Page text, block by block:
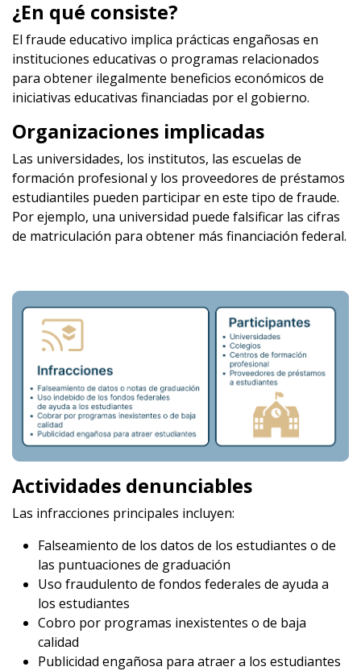
¿En qué consiste?
El fraude educativo implica prácticas engañosas en
instituciones educativas o programas relacionados
para obtener ilegalmente beneficios económicos de
iniciativas educativas financiadas por el gobierno.
Organizaciones implicadas
Las universidades, los institutos, las escuelas de
formación profesional y los proveedores de préstamos
estudiantiles pueden participar en este tipo de fraude.
Por ejemplo, una universidad puede falsificar las cifras
de matriculación para obtener más financiación federal.
Actividades denunciables
Las infracciones principales incluyen:
Falseamiento de los datos de los estudiantes o de
las puntuaciones de graduación
Uso fraudulento de fondos federales de ayuda a
los estudiantes
Cobro por programas inexistentes o de baja
calidad
Publicidad engañosa para atraer a los estudiantes